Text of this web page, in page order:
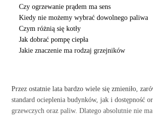
Czy ogrzewanie prądem ma sens
Kiedy nie możemy wybrać dowolnego paliwa
Czym różnią się kotły
Jak dobrać pompę ciepła
Jakie znaczenie ma rodzaj grzejników
Przez ostatnie lata bardzo wiele się zmieniło,
standard ocieplenia budynków, jak i dostępność
grzewczych oraz paliw. Dlatego absolutnie nie